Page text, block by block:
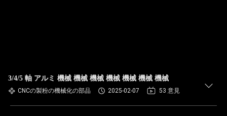
3/4/5 軸 アルミ 機械 機械 機械 機械 機械 機械 機械
CNCの製粉の機械化の部品 2025-02-07 53 意見